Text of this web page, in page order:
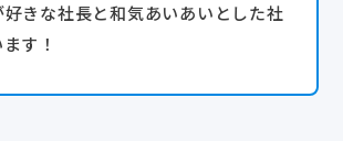
きな社長と和気あいあいとした社
す！